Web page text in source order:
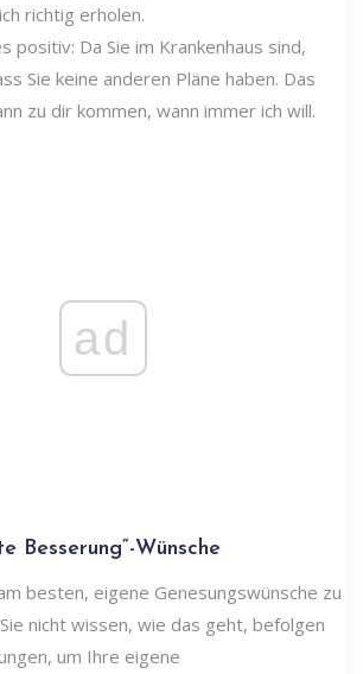
richtig erholen.
positiv: Da Sie im Krankenhaus sind,
Sie keine anderen Pläne haben. Das
zu dir kommen, wann immer ich will.
ad
Besserung“-Wünsche
besten, eigene Genesungswünsche zu
nicht wissen, wie das geht, befolgen
um Ihre eigene